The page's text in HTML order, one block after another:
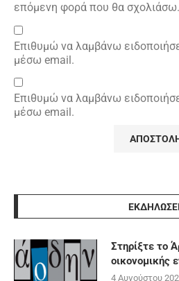
επόμενη φορά που θα σχολιάσω.
Επιθυμώ να λαμβάνω
μέσω email.
Επιθυμώ να λαμβάνω
μέσω email.
Στηρίξτε το
οικονομικής
4 Αυγούστου